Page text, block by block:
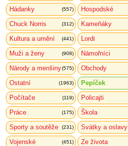
Hádanky (557) Hospodské
Chuck Norris (312) Kameňáky
Kultura a umění (441) Lordi
Muži a ženy (908) Námořníci
Národy a menšiny(575) Obchody
Ostatní (1963) Pepíček
Počítače (119) Policajti
Práce (175) Škola
Sporty a soutěže (231) Svátky a oslavy
Vojenské (451) Ze života